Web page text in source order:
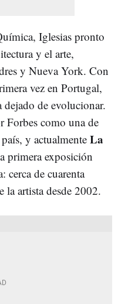
Iglesias pronto
y el arte,
y Nueva York. Con
vez en Portugal,
de evolucionar.
Forbes como una de
y actualmente La
primera exposición
cerca de cuarenta
la artista desde 2002.